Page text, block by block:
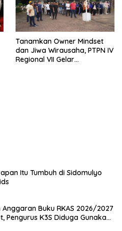
Tanamkan Owner Mindset
dan Jiwa Wirausaha, PTPN IV
Regional VII Gelar
Itu Tumbuh di Sidomulyo
Buku RKAS 2026/2027
Pengurus K3S Diduga Gunakan